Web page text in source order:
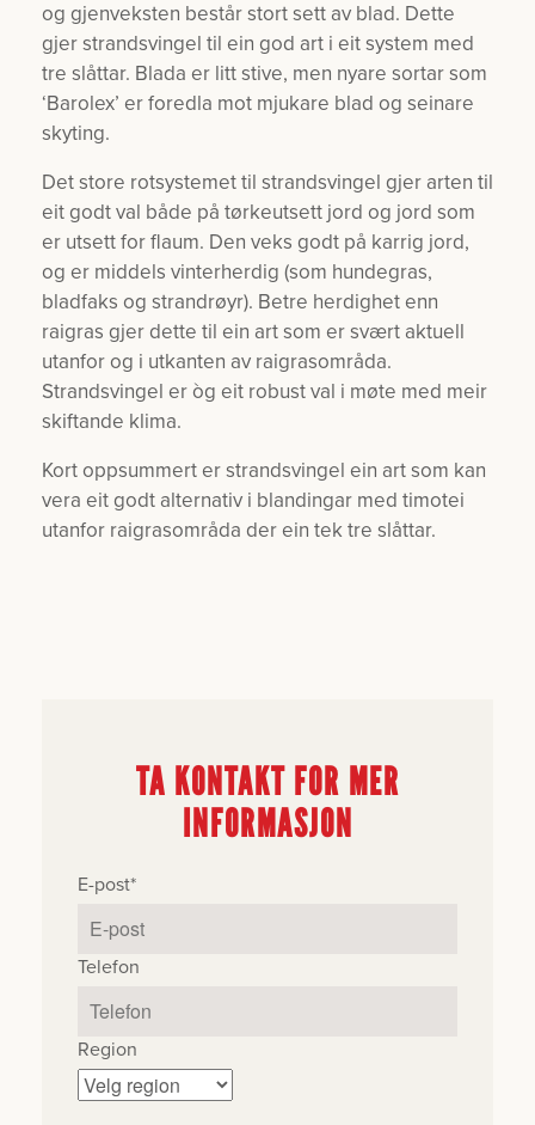
og gjenveksten består stort sett av blad. Dette
gjer strandsvingel til ein god art i eit system med
tre slåttar. Blada er litt stive, men nyare sortar som
‘Barolex’ er foredla mot mjukare blad og seinare
skyting.
Det store rotsystemet til strandsvingel gjer arten til
eit godt val både på tørkeutsett jord og jord som
er utsett for flaum. Den veks godt på karrig jord,
og er middels vinterherdig (som hundegras,
bladfaks og strandrøyr). Betre herdighet enn
raigras gjer dette til ein art som er svært aktuell
utanfor og i utkanten av raigrasområda.
Strandsvingel er òg eit robust val i møte med meir
skiftande klima.
Kort oppsummert er strandsvingel ein art som kan
vera eit godt alternativ i blandingar med timotei
utanfor raigrasområda der ein tek tre slåttar.
TA KONTAKT FOR MER
INFORMASJON
E-post*
Telefon
Region